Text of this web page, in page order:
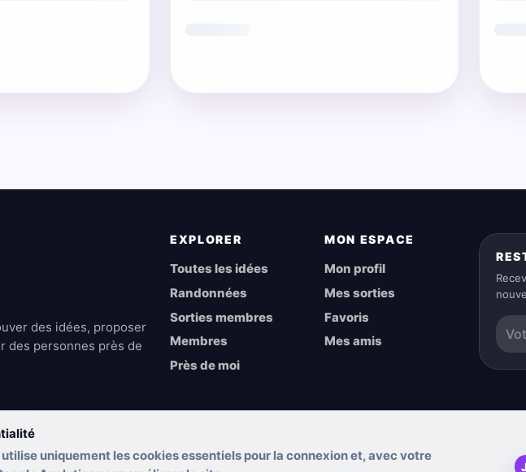
des idées, proposer
des personnes près de
EXPLORER
Toutes les idées
Randonnées
Sorties membres
Membres
Près de moi
MON ESPACE
Mon profil
Mes sorties
Favoris
Mes amis
uniquement les cookies essentiels pour la connexion et, avec votre